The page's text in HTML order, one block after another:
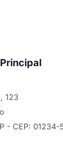
123
- CEP: 01234-